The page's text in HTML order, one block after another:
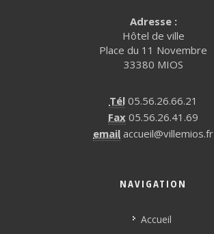
Adresse :
Hôtel de ville
Place du 11 Novembre
33380 MIOS
Tél05.56.26.66.21
Fax 05.56.26.41.69
email accueil@villemios.fr
NAVIGATION
Accueil